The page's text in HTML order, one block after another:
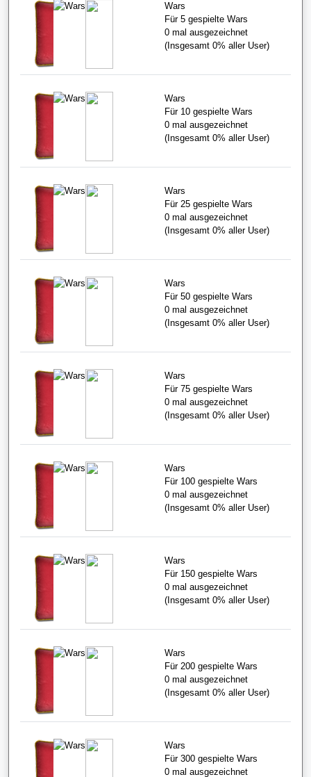
Wars
Für 5 gespielte Wars
0 mal ausgezeichnet
(Insgesamt 0% aller User)
Wars
Für 10 gespielte Wars
0 mal ausgezeichnet
(Insgesamt 0% aller User)
Wars
Für 25 gespielte Wars
0 mal ausgezeichnet
(Insgesamt 0% aller User)
Wars
Für 50 gespielte Wars
0 mal ausgezeichnet
(Insgesamt 0% aller User)
Wars
Für 75 gespielte Wars
0 mal ausgezeichnet
(Insgesamt 0% aller User)
Wars
Für 100 gespielte Wars
0 mal ausgezeichnet
(Insgesamt 0% aller User)
Wars
Für 150 gespielte Wars
0 mal ausgezeichnet
(Insgesamt 0% aller User)
Wars
Für 200 gespielte Wars
0 mal ausgezeichnet
(Insgesamt 0% aller User)
Wars
Für 300 gespielte Wars
0 mal ausgezeichnet